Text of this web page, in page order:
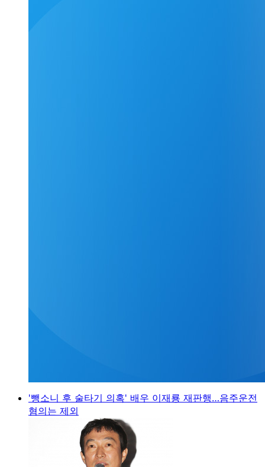
'뺑소니 후 술타기 의혹' 배우 이재룡 재판행…음주운전
혐의는 제외